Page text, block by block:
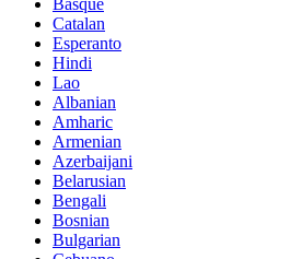
Basque
Catalan
Esperanto
Hindi
Lao
Albanian
Amharic
Armenian
Azerbaijani
Belarusian
Bengali
Bosnian
Bulgarian